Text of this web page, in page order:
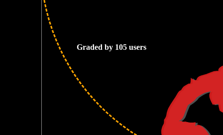
Graded by 105 users